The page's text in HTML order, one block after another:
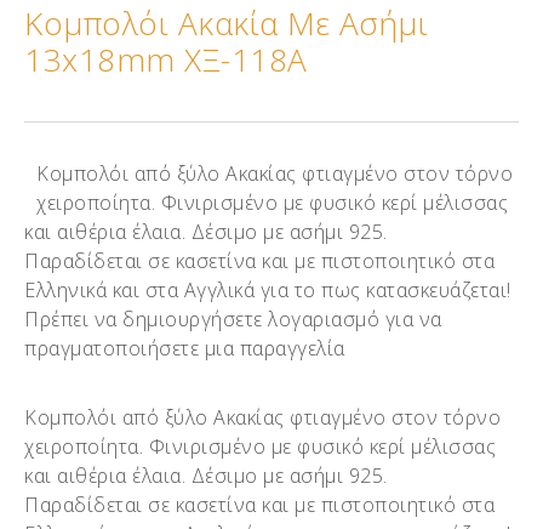
Κομπολόι Ακακία Με Ασήμι
13x18mm ΧΞ-118Α
Κομπολόι από ξύλο Ακακίας φτιαγμένο στον τόρνο
χειροποίητα. Φινιρισμένο με φυσικό κερί μέλισσας
και αιθέρια έλαια. Δέσιμο με ασήμι 925.
Παραδίδεται σε κασετίνα και με πιστοποιητικό στα
Ελληνικά και στα Αγγλικά για το πως κατασκευάζεται!
Πρέπει να δημιουργήσετε λογαριασμό για να
πραγματοποιήσετε μια παραγγελία
Κομπολόι από ξύλο Ακακίας φτιαγμένο στον τόρνο
χειροποίητα. Φινιρισμένο με φυσικό κερί μέλισσας
και αιθέρια έλαια. Δέσιμο με ασήμι 925.
Παραδίδεται σε κασετίνα και με πιστοποιητικό στα